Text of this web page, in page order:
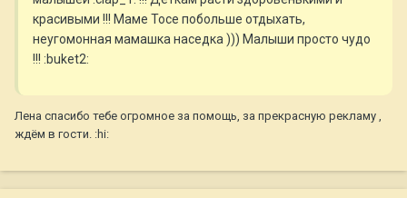
красивыми !!! Маме Тосе побольше отдыхать,
неугомонная мамашка наседка ))) Малыши просто чудо
!!! :buket2:
Лена спасибо тебе огромное за помощь, за прекрасную рекламу ,
ждём в гости. :hi: